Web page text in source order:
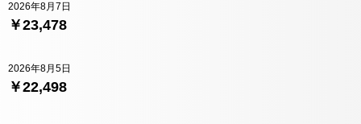
￥23,478
2026年8月7日
￥22,498
2026年8月5日